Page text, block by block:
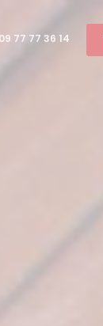
09 77 77 36 14